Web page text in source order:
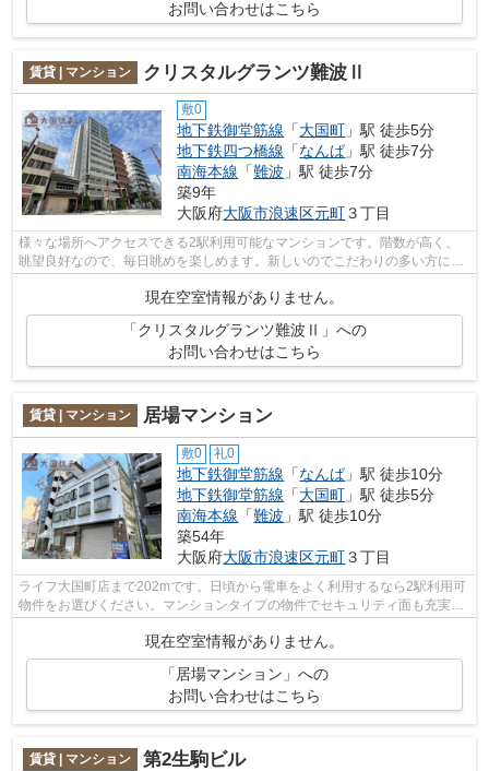
お問い合わせはこちら
賃貸 | マンション クリスタルグランツ難波Ⅱ
敷0
地下鉄御堂筋線 「大国町 」駅 徒歩5分
地下鉄四つ橋線 「なんば」駅 徒歩7分
南海本線 「難波 」駅 徒歩7分
築9年
大阪府大阪市浪速区元町３丁目
様々な場所へアクセスできる2駅利用可能なマンションです。階数が高く、
眺望良好なので、毎日眺めを楽しめます。新しいのでこだわりの多い方にも
現在空室情報がありません。
「クリスタルグランツ難波Ⅱ」への
お問い合わせはこちら
賃貸 | マンション 居場マンション
敷0 礼0
地下鉄御堂筋線 「なんば」駅 徒歩10分
地下鉄御堂筋線 「大国町 」駅 徒歩5分
南海本線 「難波 」駅 徒歩10分
築54年
大阪府大阪市浪速区元町３丁目
ライフ大国町店まで202mです。日頃から電車をよく利用するなら2駅利用可
物件をお選びください。マンションタイプの物件でセキュリティ面も充実し
現在空室情報がありません。
「居場マンション」への
お問い合わせはこちら
賃貸 | マンション 第2生駒ビル